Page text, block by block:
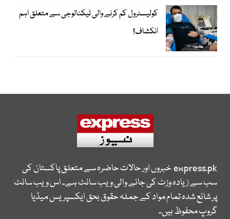
کولیسٹرول کم کرنے والی ٹیکنالوجی سے متعلق اہم
انکشاف!
express.pkخبروں اور حالات حاضرہ سے متعلق پاکستان کی
سب سے زیادہ وزٹ کی جانے والی ویب سائٹ ہے۔ اس ویب سائٹ
پر شائع شدہ تمام مواد کے جملہ حقوق بحق ایکسپریس میڈیا
گروپ محفوظ ہیں۔